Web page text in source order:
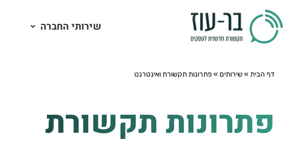
שירותי החברה
דף הבית »שירותים »פתרונות תקשורת ואינטרנט
פתרונות תקשורת